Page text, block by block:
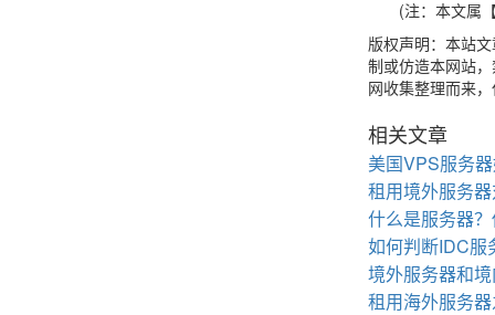
(注：本文属【
版权声明：本站
制或仿造本网站
网收集整理而来
相关文章
美国VPS服务
租用境外服务
什么是服务器
如何判断IDC服
境外服务器和
租用海外服务